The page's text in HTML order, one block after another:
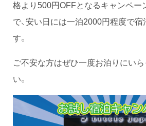
格より500円OFFとなるキャンペー
で、安い日には一泊2000円程度で
す。
ご不安な方はぜひ一度お泊りにい
い。